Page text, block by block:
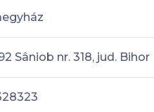
Sâniob nr. 318, jud. Bihor